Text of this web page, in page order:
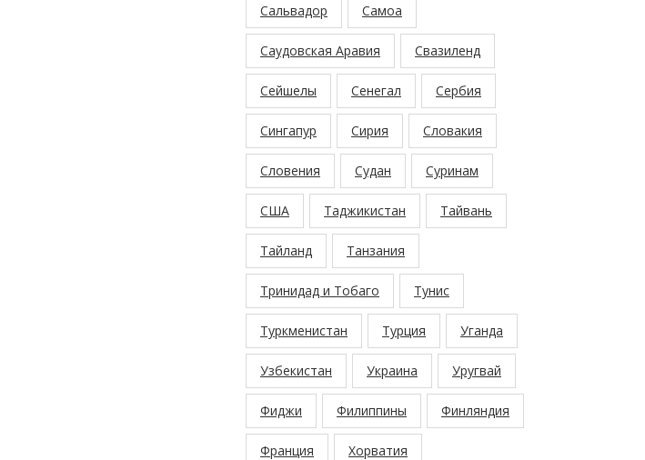
Сальвадор Самоа
Саудовская Аравия Свазиленд
Сейшелы Сенегал Сербия
Сингапур Сирия Словакия
Словения Судан Суринам
США Таджикистан Тайвань
Тайланд Танзания
Тринидад и Тобаго Тунис
Туркменистан Турция Уганда
Узбекистан Украина Уругвай
Фиджи Филиппины Финляндия
Франция Хорватия